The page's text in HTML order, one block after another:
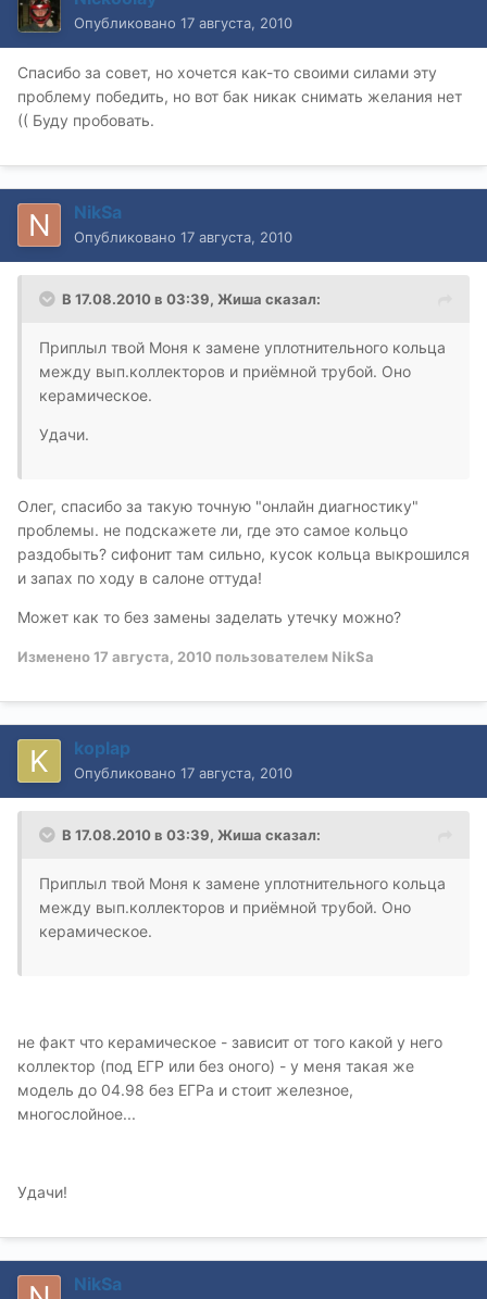
Опубликовано 17 августа, 2010
Спасибо за совет, но хочется как-то своими силами эту
проблему победить, но вот бак никак снимать желания нет
(( Буду пробовать.
NikSa
Опубликовано 17 августа, 2010
В 17.08.2010 в 03:39, Жиша сказал:
Приплыл твой Моня к замене уплотнительного кольца
между вып.коллекторов и приёмной трубой. Оно
керамическое.
Удачи.
Олег, спасибо за такую точную "онлайн диагностику"
проблемы. не подскажете ли, где это самое кольцо
раздобыть? сифонит там сильно, кусок кольца выкрошился
и запах по ходу в салоне оттуда!
Может как то без замены заделать утечку можно?
Изменено17 августа, 2010 пользователем NikSa
koplap
Опубликовано 17 августа, 2010
В 17.08.2010 в 03:39, Жиша сказал:
Приплыл твой Моня к замене уплотнительного кольца
между вып.коллекторов и приёмной трубой. Оно
керамическое.
не факт что керамическое - зависит от того какой у него
коллектор (под ЕГР или без оного) - у меня такая же
модель до 04.98 без ЕГРа и стоит железное,
многослойное...
Удачи!
NikSa